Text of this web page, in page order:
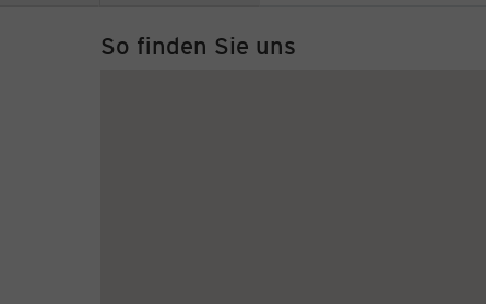
So finden Sie uns